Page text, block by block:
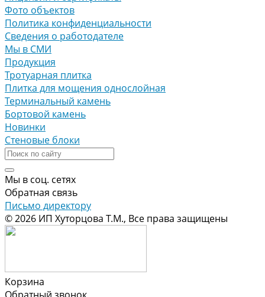
Фото объектов
Политика конфиденциальности
Сведения о работодателе
Мы в СМИ
Продукция
Тротуарная плитка
Плитка для мощения однослойная
Терминальный камень
Бортовой камень
Новинки
Стеновые блоки
Мы в соц. сетях
Обратная связь
Письмо директору
© 2026 ИП Хуторцова Т.М., Все права защищены
Корзина